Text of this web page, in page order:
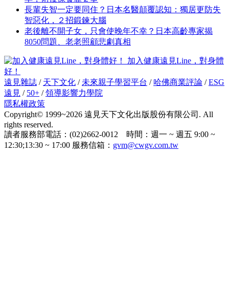
長輩失智一定要同住？日本名醫顛覆認知：獨居更防失
智惡化，２招鍛鍊大腦
老後離不開子女，只會使晚年不幸？日本高齡專家揭
8050問題、老老照顧悲劇真相
加入健康遠見Line，對身體
好！
遠見雜誌 / 天下文化 / 未來親子學習平台 / 哈佛商業評論 /ESG
遠見 / 50+ /領導影響力學院
隱私權政策
Copyright© 1999~2026 遠見天下文化出版股份有限公司. All
rights reserved.
讀者服務部電話：(02)2662-0012 時間：週一 ~ 週五 9:00 ~
12:30;13:30 ~ 17:00 服務信箱： gvm@cwgv.com.tw